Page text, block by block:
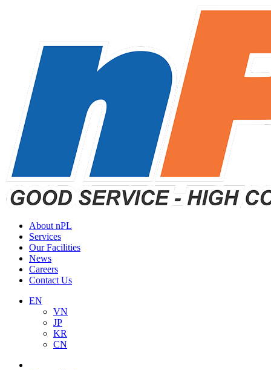
About nPL
Services
Our Facilities
News
Careers
Contact Us
EN
VN
JP
KR
CN